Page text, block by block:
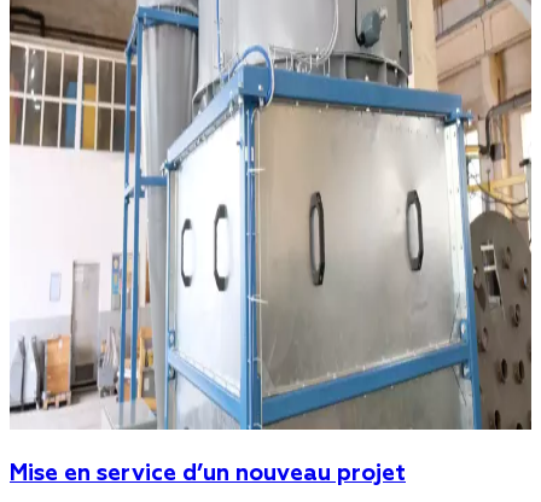
Mise en service d’un nouveau projet